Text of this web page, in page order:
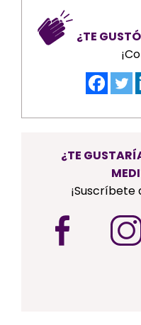
¿TE
¿TE
¡Suscríbete